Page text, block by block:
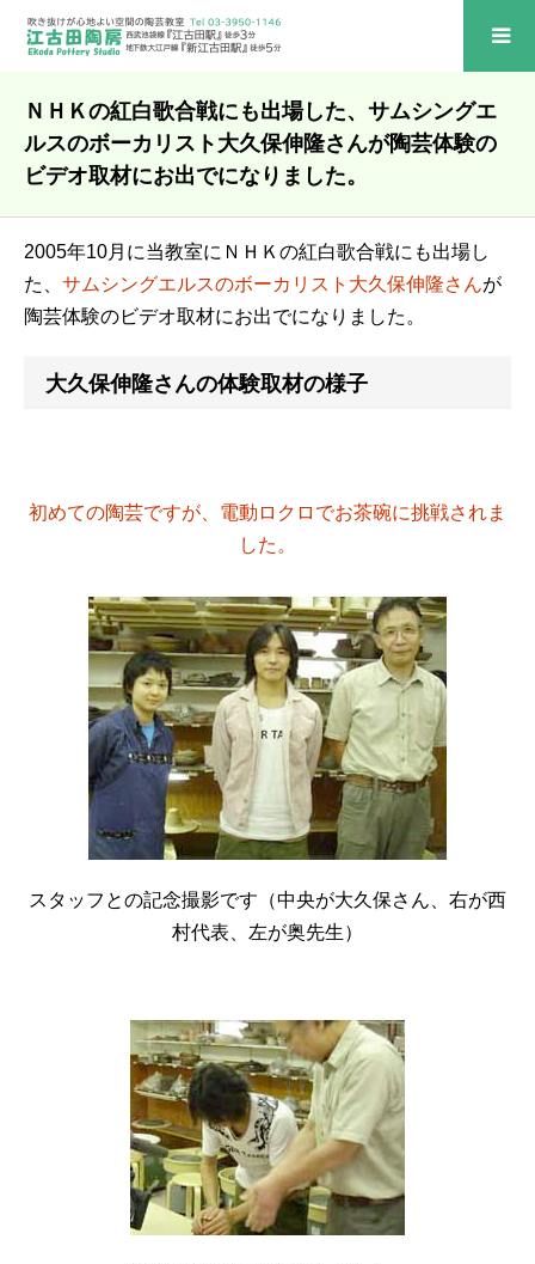
ＮＨＫの紅白歌合戦にも出場した、サムシングエ
ルスのボーカリスト大久保伸隆さんが陶芸体験の
ビデオ取材にお出でになりました。
2005年10月に当教室にＮＨＫの紅白歌合戦にも出場し
た、 サムシングエルスのボーカリスト大久保伸隆さんが
陶芸体験のビデオ取材にお出でになりました。
大久保伸隆さんの体験取材の様子
初めての陶芸ですが、電動ロクロでお茶碗に挑戦されま
した。
スタッフとの記念撮影です（中央が大久保さん、右が西
村代表、左が奥先生）